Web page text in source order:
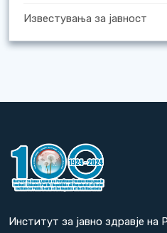
Известувања за јавност
Институт за јавно здравје на